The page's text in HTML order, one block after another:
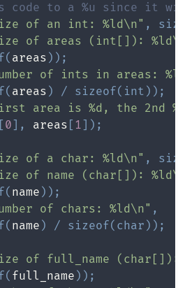
to a %u since it
of an int: %ld\n" ,
of areas (int[]):
( areas ) ) ;
of ints in areas:
( areas ) / sizeof( int ) ) ;
area is %d, the 2nd
0 , areas 1 ) ;
of a char: %ld\n" ,
of name (char[]):
( name ) ) ;
of chars: %ld\n" ,
( name ) / sizeof( char ) ) ;
of full_name
( full_name ) ) ;